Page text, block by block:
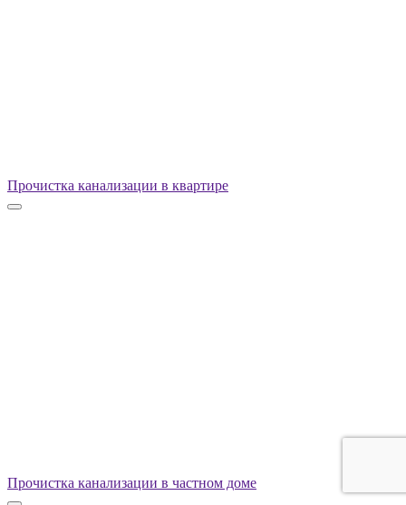
Прочистка канализации в квартире
Прочистка канализации в частном доме